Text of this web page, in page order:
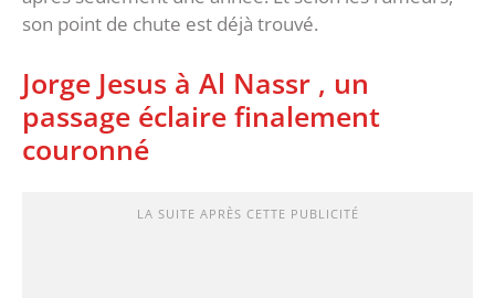
son point de chute est déjà trouvé.
Jorge Jesus à Al Nassr , un
passage éclaire finalement
couronné
LA SUITE APRÈS CETTE PUBLICITÉ